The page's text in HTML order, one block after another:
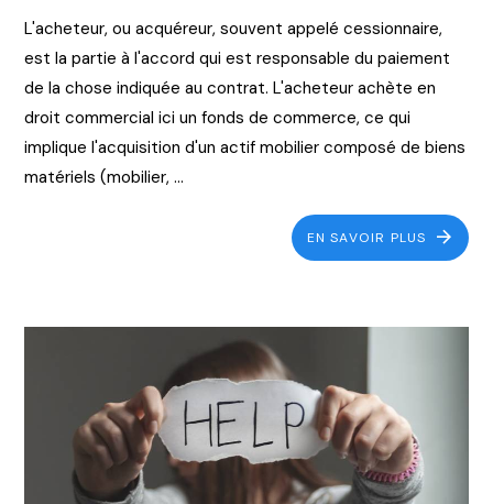
L'acheteur, ou acquéreur, souvent appelé cessionnaire,
est la partie à l'accord qui est responsable du paiement
de la chose indiquée au contrat. L'acheteur achète en
droit commercial ici un fonds de commerce, ce qui
implique l'acquisition d'un actif mobilier composé de biens
matériels (mobilier, ...
EN SAVOIR PLUS